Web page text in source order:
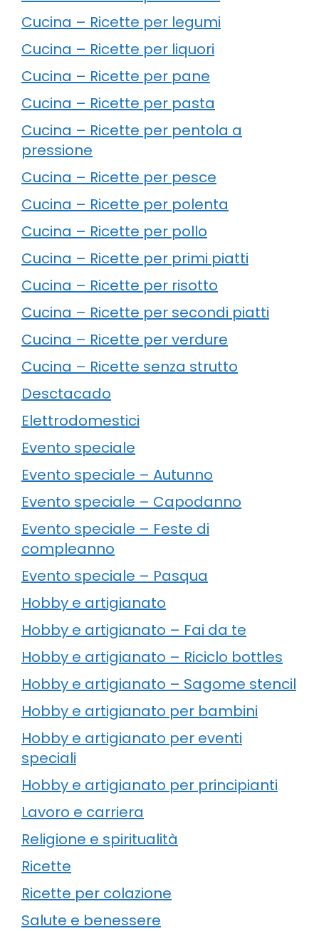
Cucina – Ricette per legumi
Cucina – Ricette per liquori
Cucina – Ricette per pane
Cucina – Ricette per pasta
Cucina – Ricette per pentola a
pressione
Cucina – Ricette per pesce
Cucina – Ricette per polenta
Cucina – Ricette per pollo
Cucina – Ricette per primi piatti
Cucina – Ricette per risotto
Cucina – Ricette per secondi piatti
Cucina – Ricette per verdure
Cucina – Ricette senza strutto
Desctacado
Elettrodomestici
Evento speciale
Evento speciale – Autunno
Evento speciale – Capodanno
Evento speciale – Feste di
compleanno
Evento speciale – Pasqua
Hobby e artigianato
Hobby e artigianato – Fai da te
Hobby e artigianato – Riciclo bottles
Hobby e artigianato – Sagome stencil
Hobby e artigianato per bambini
Hobby e artigianato per eventi
speciali
Hobby e artigianato per principianti
Lavoro e carriera
Religione e spiritualità
Ricette
Ricette per colazione
Salute e benessere